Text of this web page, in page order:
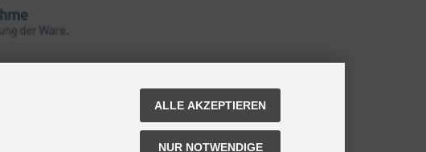
ALLE AKZEPTIEREN
NUR NOTWENDIGE